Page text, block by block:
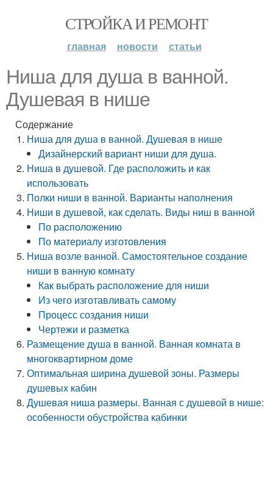
СТРОЙКА И РЕМОНТ
главная новости статьи
Ниша для душа в ванной.
Душевая в нише
Содержание
Ниша для душа в ванной. Душевая в нише
Дизайнерский вариант ниши для душа.
Ниша в душевой. Где расположить и как
использовать
Полки ниши в ванной. Варианты наполнения
Ниши в душевой, как сделать. Виды ниш в ванной
По расположению
По материалу изготовления
Ниша возле ванной. Самостоятельное создание
ниши в ванную комнату
Как выбрать расположение для ниши
Из чего изготавливать самому
Процесс создания ниши
Чертежи и разметка
Размещение душа в ванной. Ванная комната в
многоквартирном доме
Оптимальная ширина душевой зоны. Размеры
душевых кабин
Душевая ниша размеры. Ванная с душевой в нише:
особенности обустройства кабинки